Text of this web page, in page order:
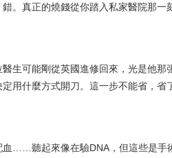
。真正的燒錢從你踏入私家醫院那一
生可能剛從英國進修回來，光是他那
用什麼方式開刀。這一步不能省，省
血……聽起來像在驗DNA，但這些是手